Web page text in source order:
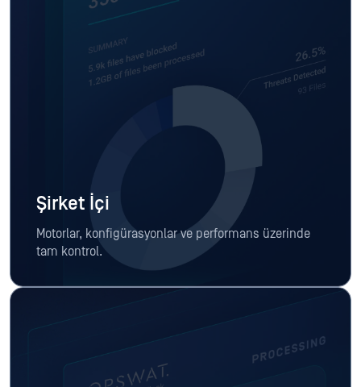
Şirket İçi
Motorlar, konfigürasyonlar ve performans üzerinde
tam kontrol.